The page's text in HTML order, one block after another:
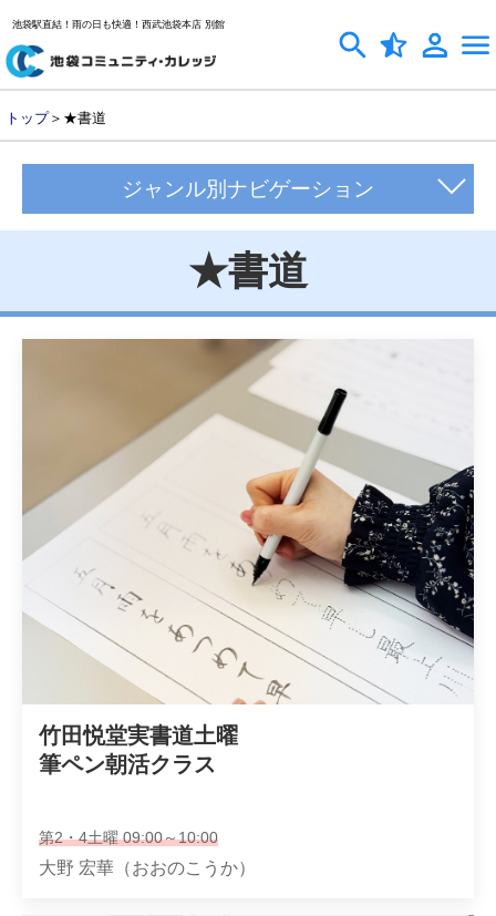
池袋駅直結！雨の日も快適！西武池袋本店 別館
トップ＞★書道
ジャンル別ナビゲーション
★書道
竹田悦堂実書道土曜
筆ペン朝活クラス
第2・4土曜 09:00～10:00
大野 宏華（おおのこうか）